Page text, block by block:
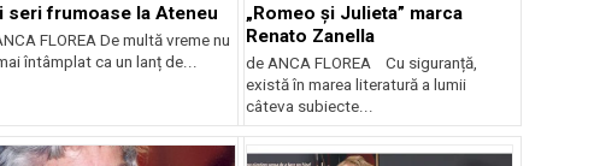
seri frumoase la Ateneu
FLOREA De multă vreme nu
întâmplat ca un lanț de...
„Romeo și Julieta” marca
Renato Zanella
de ANCA FLOREA Cu siguranță,
există în marea literatură a lumii
câteva subiecte...